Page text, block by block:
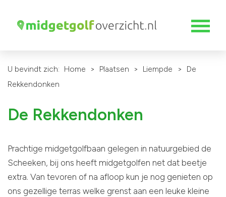
U bevindt zich: Home > Plaatsen > Liempde >
De
Rekkendonken
De Rekkendonken
Prachtige midgetgolfbaan gelegen in natuurgebied de
Scheeken, bij ons heeft midgetgolfen net dat beetje
extra. Van tevoren of na afloop kun je nog genieten op
ons gezellige terras welke grenst aan een leuke kleine